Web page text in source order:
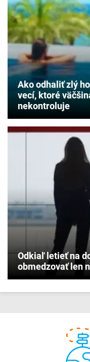
Ako odhaliť zlý
vecí, ktoré
nekontroluje
Odkiaľ letieť na
obmedzovať len